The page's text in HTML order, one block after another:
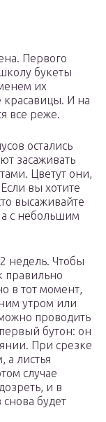
Первого
букеты
их
красавицы. И на
все реже.
остались
засаживать
Цветут они,
вы хотите
высаживайте
с небольшим
недель. Чтобы
правильно
в тот момент,
утром или
проводить
бутон: он
При срезке
а листья
случае
и в
будет